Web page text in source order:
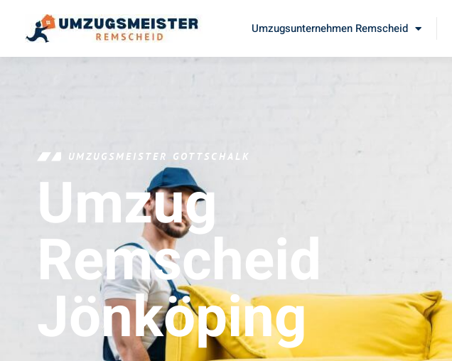
Umzugsunternehmen Remscheid
UMZUGSMEISTER GOTTSCHALK
Umzug
Remscheid
Jönköping